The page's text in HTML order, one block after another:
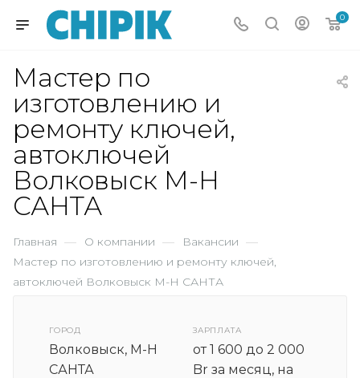
0
Мастер по
изготовлению и
ремонту ключей,
автоключей
Волковыск М-Н
САНТА
Главная — О компании — Вакансии —
Мастер по изготовлению и ремонту ключей,
автоключей Волковыск М-Н САНТА
ГОРОД
Волковыск, М-Н
САНТА
ЗАРПЛАТА
от 1 600 до 2 000
Br за месяц, на